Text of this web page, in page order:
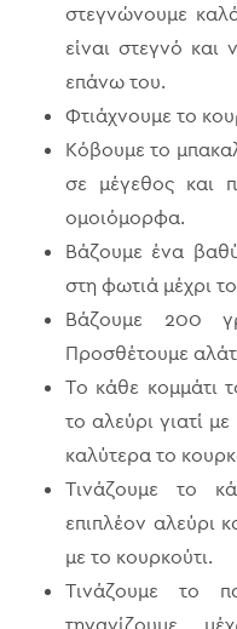
στεγνώνουμε
είναι στεγνό και
επάνω του.
Φτιάχνουμε το
Κόβουμε το
σε μέγεθος και
ομοιόμορφα.
Βάζουμε ένα
στη φωτιά μέχρι
Βάζουμε 200
Προσθέτουμε
Το κάθε κομμάτι
το αλεύρι γιατί
καλύτερα το
Τινάζουμε το
επιπλέον αλεύρι
με το κουρκούτι.
Τινάζουμε το